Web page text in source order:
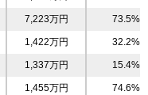
7,223万円 73.5%
1,422万円 32.2%
1,337万円 15.4%
1,455万円 74.6%